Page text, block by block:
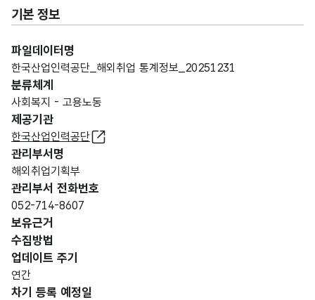
기본 정보
파일데이터명
한국산업인력공단_해외취업 통계정보_20251231
분류체계
사회복지 - 고용노동
제공기관
한국산업인력공단
관리부서명
해외취업기획부
관리부서 전화번호
052-714-8607
보유근거
수집방법
업데이트 주기
연간
차기 등록 예정일